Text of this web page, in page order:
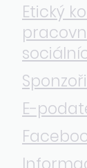
Etický
Sponzoři
E-